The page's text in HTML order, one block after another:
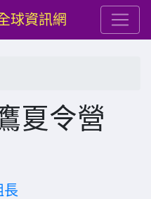
球資訊網
夏令營
長